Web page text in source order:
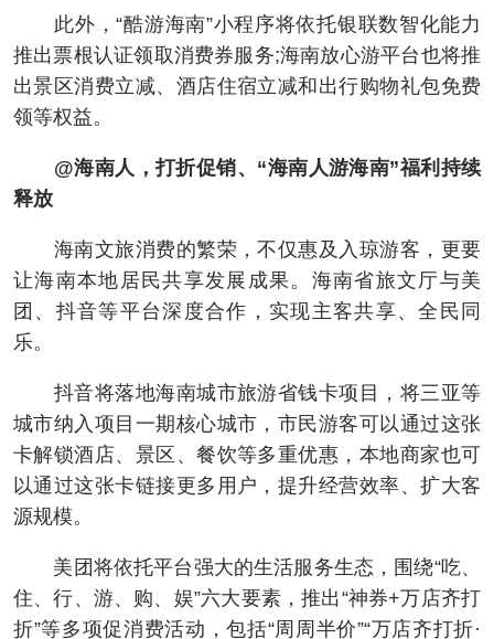
此外，“酷游海南”小程序将依托银联数智化能力
推出票根认证领取消费券服务;海南放心游平台也将推
出景区消费立减、酒店住宿立减和出行购物礼包免费
领等权益。
@海南人，打折促销、“海南人游海南”福利持续
释放
海南文旅消费的繁荣，不仅惠及入琼游客，更要
让海南本地居民共享发展成果。海南省旅文厅与美
团、抖音等平台深度合作，实现主客共享、全民同
乐。
抖音将落地海南城市旅游省钱卡项目，将三亚等
城市纳入项目一期核心城市，市民游客可以通过这张
卡解锁酒店、景区、餐饮等多重优惠，本地商家也可
以通过这张卡链接更多用户，提升经营效率、扩大客
源规模。
美团将依托平台强大的生活服务生态，围绕“吃、
住、行、游、购、娱”六大要素，推出“神券+万店齐打
折”等多项促消费活动，包括“周周半价”“万店齐打折·